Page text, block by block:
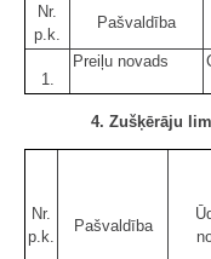
Nr.
p.k.
Pašvaldība
1.
Preiļu novads
4. Zušķērāju
Nr.
p.k.
Pašvaldība